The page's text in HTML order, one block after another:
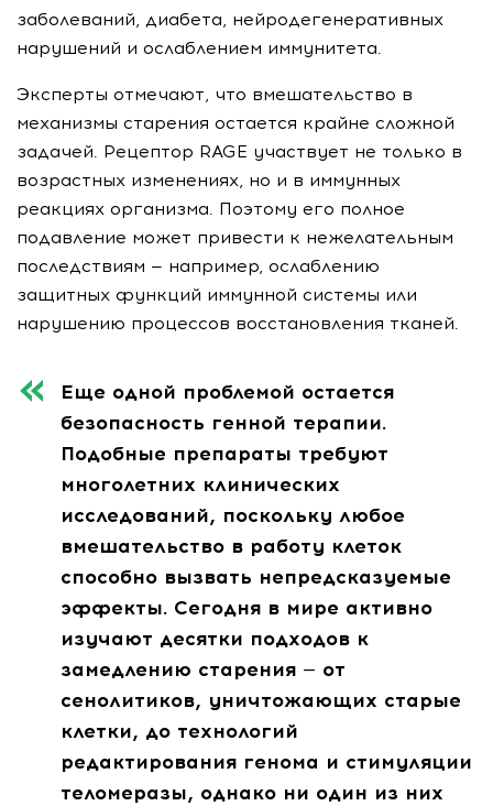
заболеваний, диабета, нейродегенеративных
нарушений и ослаблением иммунитета.
Эксперты отмечают, что вмешательство в
механизмы старения остается крайне сложной
задачей. Рецептор RAGE участвует не только в
возрастных изменениях, но и в иммунных
реакциях организма. Поэтому его полное
подавление может привести к нежелательным
последствиям — например, ослаблению
защитных функций иммунной системы или
нарушению процессов восстановления тканей.
Еще одной проблемой остается
безопасность генной терапии.
Подобные препараты требуют
многолетних клинических
исследований, поскольку любое
вмешательство в работу клеток
способно вызвать непредсказуемые
эффекты. Сегодня в мире активно
изучают десятки подходов к
замедлению старения — от
сенолитиков, уничтожающих старые
клетки, до технологий
редактирования генома и стимуляции
теломеразы, однако ни один из них